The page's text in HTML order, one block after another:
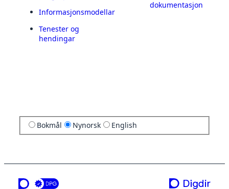
Informasjonsmodellar
Tenester og
hendingar
dokumentasjon
Bokmål Nynorsk English